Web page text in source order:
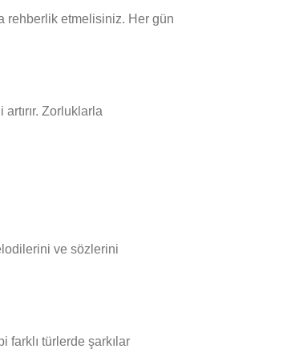
rehberlik etmelisiniz. Her gün
Zorluklarla
ve sözlerini
türlerde şarkılar